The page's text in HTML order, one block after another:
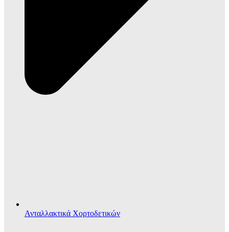
Ανταλλακτικά Χορτοδετικών